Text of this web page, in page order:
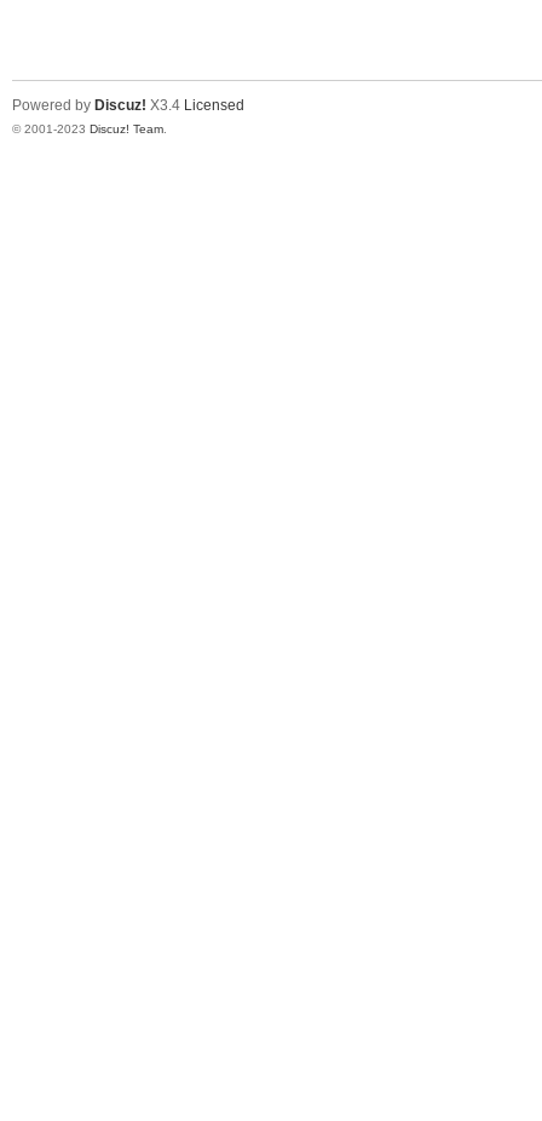
Powered by Discuz! X3.4 Licensed
© 2001-2023 Discuz! Team